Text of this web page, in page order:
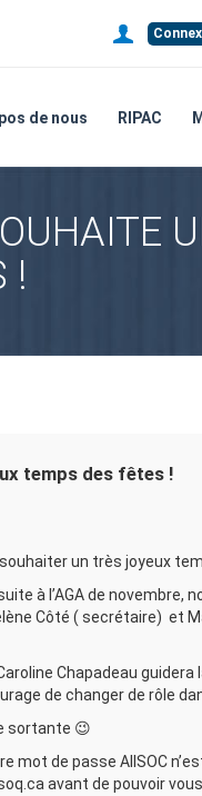
de nous RIPAC
!
temps des fêtes !
un très joyeux
à l’AGA de novembre,
Côté ( secrétaire) et
Chapadeau guidera
de changer de rôle
sortante 😉
mot de passe AIISOC
avant de pouvoir